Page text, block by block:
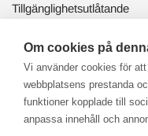
Tillgänglighetsutlåtande
Dataskydd och
Länkbiblioteket
Om cookies på
Vi använder cookies för
webbplatsens prestanda
funktioner kopplade till
anpassa innehåll och